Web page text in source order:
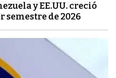
y EE.UU. creció
semestre de 2026